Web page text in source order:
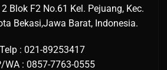
Blok F2 No.61 Kel. Pejuang, Kec.
Bekasi,Jawa Barat, Indonesia.
: 021-89253417
WA : 0857-7763-0555